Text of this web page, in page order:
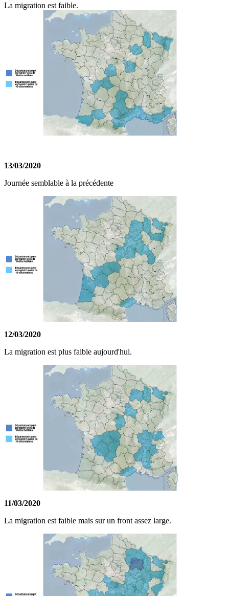
La migration est faible.
13/03/2020
Journée semblable à la précédente
12/03/2020
La migration est plus faible aujourd'hui.
11/03/2020
La migration est faible mais sur un front assez large.